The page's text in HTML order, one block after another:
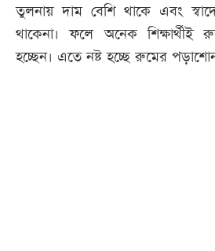
তুলনায় দাম বেশি থাকে এবং
থাকেনা। ফলে অনেক শিক্ষার্থীই
হচ্ছেন। এতে নষ্ট হচ্ছে রুমের